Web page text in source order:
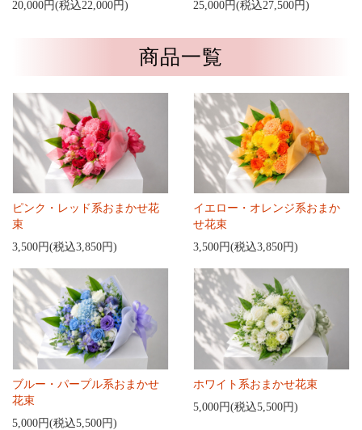
20,000円(税込22,000円)
25,000円(税込27,500円)
商品一覧
ピンク・レッド系おまかせ花
束
3,500円(税込3,850円)
イエロー・オレンジ系おまか
せ花束
3,500円(税込3,850円)
ブルー・パープル系おまかせ
花束
5,000円(税込5,500円)
ホワイト系おまかせ花束
5,000円(税込5,500円)